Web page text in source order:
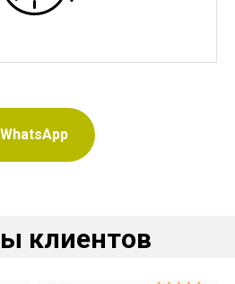
WhatsApp
клиентов